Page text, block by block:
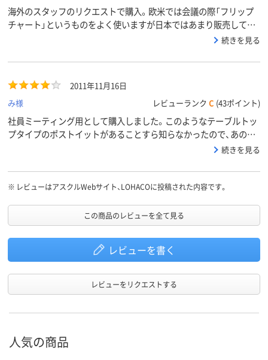
海外のスタッフのリクエストで購入。欧米では会議の際「フリップ
チャート」というものをよく使いますが日本ではあまり販売してお
らず、価格も高いのでこちらで代用しています。裏に糊がついてい
いサイズがあると良いです。
続きを見る
2011年11月16日
み様
レビューランク C (43ポイント)
社員ミーティング用として購入しました。このようなテーブルトッ
プタイプのポストイットがあることすら知らなかったので、あの大
きさのポストイットに驚きましたが、役に立ち、助かりました。値段
ミーティングにはぴったりのもので、よかったです。
続きを見る
※ レビューはアスクルWebサイト、LOHACOに投稿された内容です。
この商品のレビューを全て見る
レビューを書く
レビューをリクエストする
人気の商品